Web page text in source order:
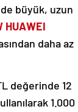
büyük, uzun
HUAWEI
daha az
değerinde 12
1.000